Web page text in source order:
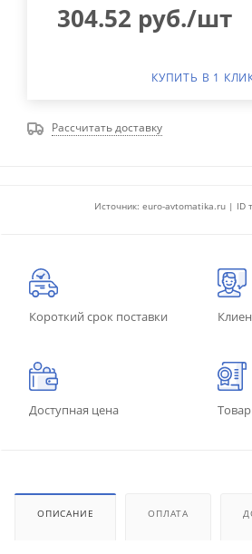
304.52 руб./шт
КУПИТЬ В 1
Рассчитать доставку
Источник: euro-avtomatika.ru | ID
Короткий срок поставки
Доступная цена
ОПИСАНИЕ ОПЛАТА